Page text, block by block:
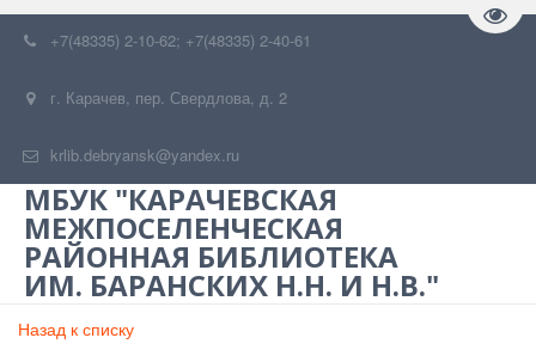
+7(48335) 2-10-62; +7(48335) 2-40-61
г. Карачев, пер. Свердлова, д. 2
krlib.debryansk@yandex.ru
МБУК "КАРАЧЕВСКАЯ
МЕЖПОСЕЛЕНЧЕСКАЯ
РАЙОННАЯ БИБЛИОТЕКА
ИМ. БАРАНСКИХ Н.Н. И Н.В."
Назад к списку